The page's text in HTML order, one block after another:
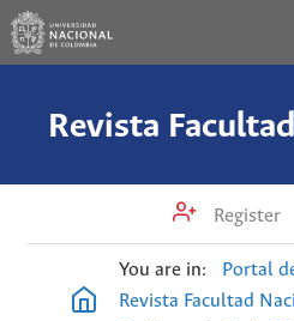
Register
You are in: Portal
Revista Facultad